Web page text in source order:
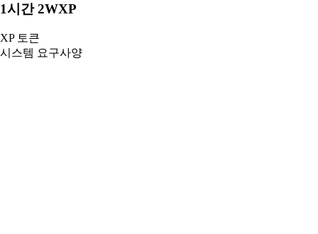
1시간 2WXP
XP 토큰
시스템 요구사양